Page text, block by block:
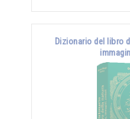
Dizionario del libro